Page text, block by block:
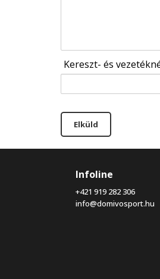
Kereszt- és
Elküld
Infoline
+421 919 282 306
info@domivosport.hu